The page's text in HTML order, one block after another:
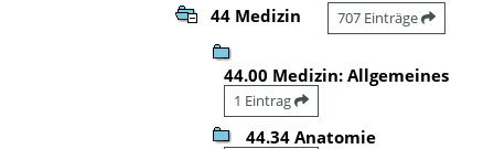
44 Medizin 707 Einträge
44.00 Medizin: Allgemeines
1 Eintrag
44.34 Anatomie